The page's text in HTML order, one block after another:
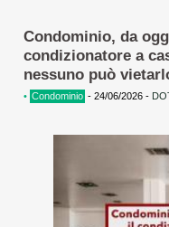
Condominio, da
condizionatore a
nessuno può
• Condominio - 24/06/2026 -